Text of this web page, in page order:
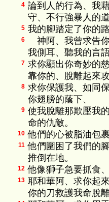
4 論到人的行為、我
守、不行強暴人的道
5 我的腳踏定了你的
6
神阿、我曾求告
我側耳、聽我的言語
7 求你顯出你奇妙的
靠你的、脫離起來
8 求你保護我、如同
你翅膀的蔭下、
9 使我脫離那欺壓我
命的仇敵。
10 他們的心被脂油包
11 他們圍困了我們的
推倒在地。
12 他像獅子急要抓食
13 耶和華阿、求你起
你的刀救護我命脫離